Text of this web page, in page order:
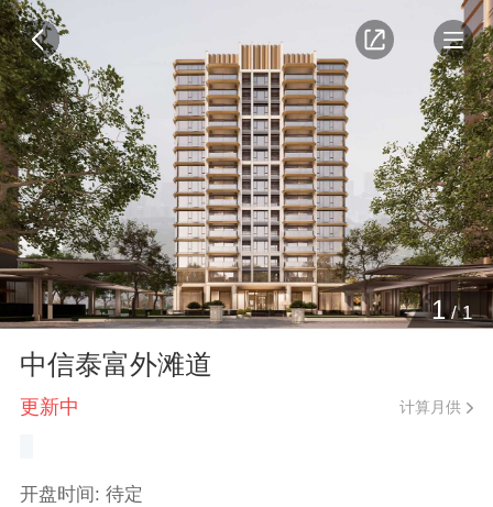
1/1
中信泰富外滩道
更新中 计算月供
开盘时间: 待定